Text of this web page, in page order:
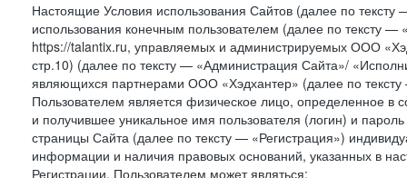
Настоящие Условия использования Сайтов (далее по
использования конечным пользователем (далее по тексту
https://talantix.ru, управляемых и администрируемых ООО
стр.10) (далее по тексту — «Администрация Сайта»/
являющихся партнерами ООО «Хэдхантер» (далее по
Пользователем является физическое лицо, определенное в
и получившее уникальное имя пользователя (логин) и
страницы Сайта (далее по тексту — «Регистрация»)
информации и наличия правовых оснований, указанных в
Регистрации. Пользователем может являться: